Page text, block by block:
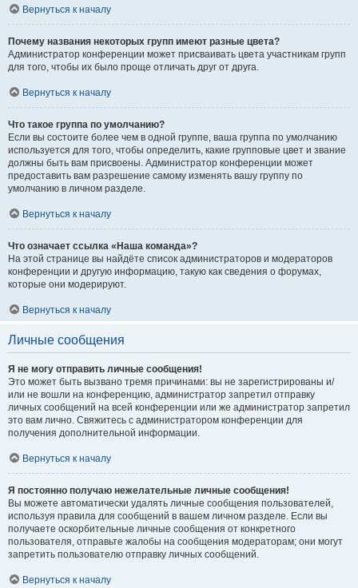
Вернуться к началу
Почему названия некоторых групп имеют разные цвета?
Администратор конференции может присваивать цвета участникам групп
для того, чтобы их было проще отличать друг от друга.
Вернуться к началу
Что такое группа по умолчанию?
Если вы состоите более чем в одной группе, ваша группа по умолчанию
используется для того, чтобы определить, какие групповые цвет и звание
должны быть вам присвоены. Администратор конференции может
предоставить вам разрешение самому изменять вашу группу по
умолчанию в личном разделе.
Вернуться к началу
Что означает ссылка «Наша команда»?
На этой странице вы найдёте список администраторов и модераторов
конференции и другую информацию, такую как сведения о форумах,
которые они модерируют.
Вернуться к началу
Личные сообщения
Я не могу отправить личные сообщения!
Это может быть вызвано тремя причинами: вы не зарегистрированы и/
или не вошли на конференцию, администратор запретил отправку
личных сообщений на всей конференции или же администратор запретил
это вам лично. Свяжитесь с администратором конференции для
получения дополнительной информации.
Вернуться к началу
Я постоянно получаю нежелательные личные сообщения!
Вы можете автоматически удалять личные сообщения пользователей,
используя правила для сообщений в вашем личном разделе. Если вы
получаете оскорбительные личные сообщения от конкретного
пользователя, отправьте жалобы на сообщения модераторам; они могут
запретить пользователю отправку личных сообщений.
Вернуться к началу